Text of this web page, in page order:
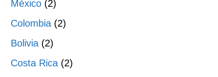
México (2)
Colombia (2)
Bolivia (2)
Costa Rica (2)